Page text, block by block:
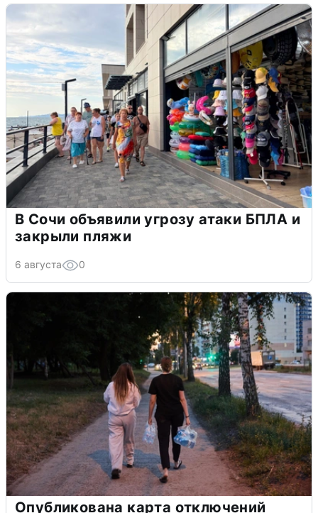
В Сочи объявили угрозу атаки БПЛА и
закрыли пляжи
6 августа 0
Опубликована карта отключений